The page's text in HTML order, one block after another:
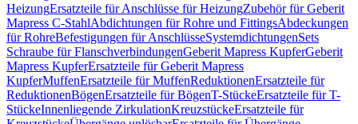
HeizungErsatzteile für Anschlüsse für HeizungZubehör für Geberit
Mapress C-StahlAbdichtungen für Rohre und FittingsAbdeckungen
für RohreBefestigungen für AnschlüsseSystemdichtungenSets
Schraube für FlanschverbindungenGeberit Mapress KupferGeberit
Mapress KupferErsatzteile für Geberit Mapress
KupferMuffenErsatzteile für MuffenReduktionenErsatzteile für
ReduktionenBögenErsatzteile für BögenT-StückeErsatzteile für T-
StückeInnenliegende ZirkulationKreuzstückeErsatzteile für